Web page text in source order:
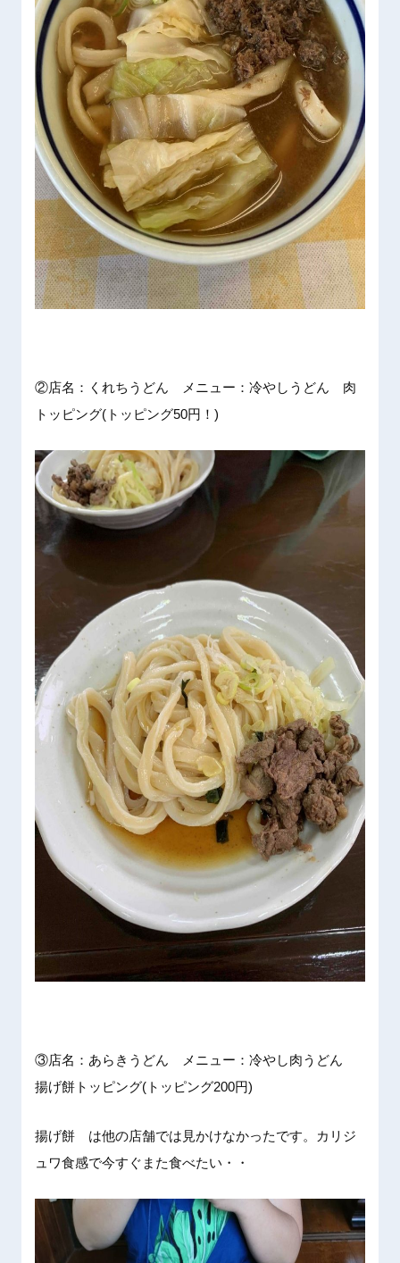
②店名：くれちうどん メニュー：冷やしうどん 肉
トッピング(トッピング50円！)
③店名：あらきうどん メニュー：冷やし肉うどん
揚げ餅トッピング(トッピング200円)
揚げ餅 は他の店舗では見かけなかったです。カリジ
ュワ食感で今すぐまた食べたい・・